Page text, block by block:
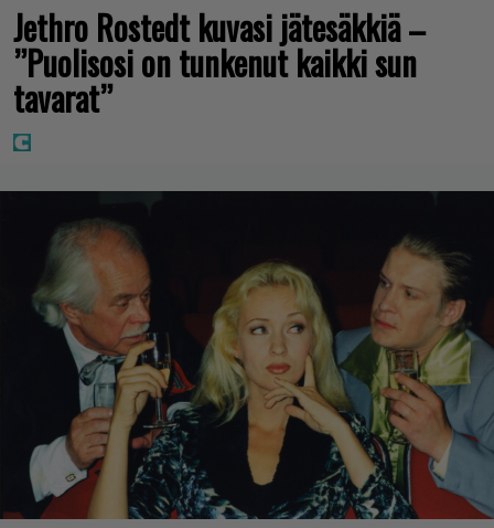
Jethro Rostedt kuvasi jätesäkkiä –
”Puolisosi on tunkenut kaikki sun
tavarat”